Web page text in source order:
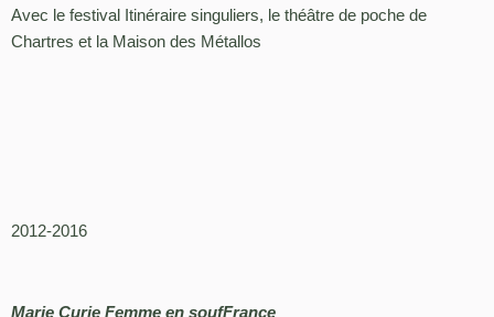
Avec le festival Itinéraire singuliers, le théâtre de poche de
Chartres et la Maison des Métallos
2012-2016
Marie Curie Femme en soufFrance